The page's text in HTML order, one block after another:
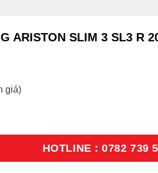
ARISTON SLIM 3 SL3 R
giá)
HOTLINE : 0782 739